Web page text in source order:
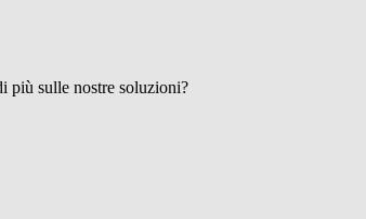
più sulle nostre soluzioni?